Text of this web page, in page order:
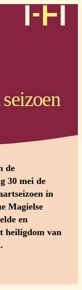
de
30 mei de
in
Magielse
en
heiligdom van